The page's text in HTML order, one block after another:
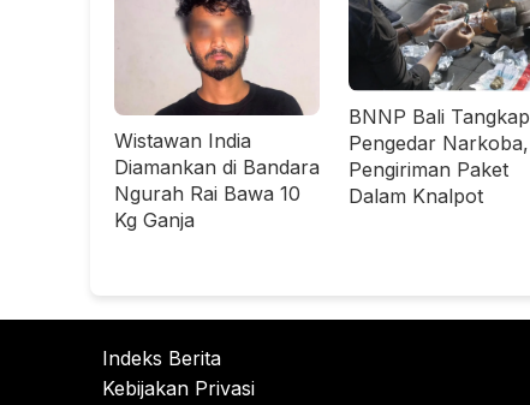
Wistawan India
Diamankan di Bandara
Ngurah Rai Bawa 10
Kg Ganja
BNNP Bali Tangkap
Pengedar Narkoba,
Pengiriman Paket
Dalam Knalpot
Indeks Berita
Kebijakan Privasi